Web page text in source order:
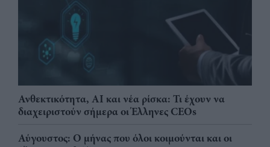
Ανθεκτικότητα, AI και νέα ρίσκα: Τι έχουν να
διαχειριστούν σήμερα οι Έλληνες CEOs
Αύγουστος: Ο μήνας που όλοι κοιμούνται και οι